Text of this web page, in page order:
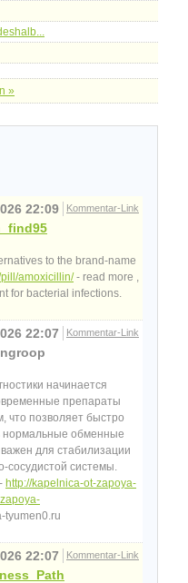
»
Kommentar-Link
22:09
to the brand-name
amoxicillin/- read more ,
for bacterial infections.
Kommentar-Link
22:07
начинается
препараты
что позволяет быстро
нормальные обменные
для стабилизации
сосудистой системы.
http://kapelnica-ot-zapoya-
tyumen0.ru
Kommentar-Link
22:07